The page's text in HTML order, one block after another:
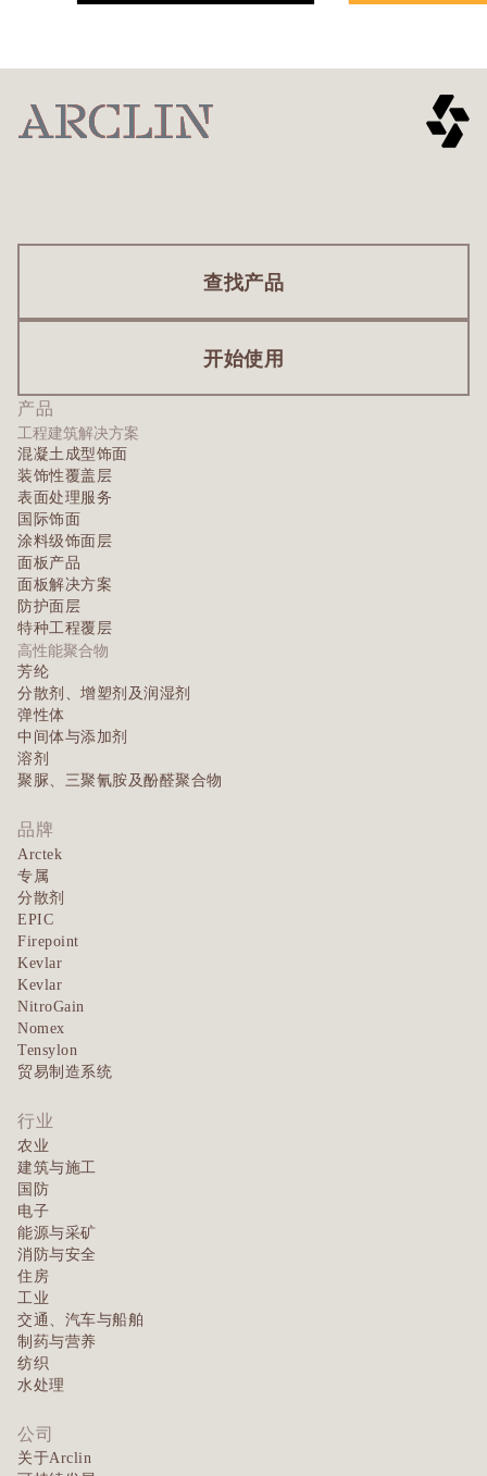
产品
工程建筑解决方案
混凝土成型饰面
装饰性覆盖层
表面处理服务
国际饰面
涂料级饰面层
面板产品
面板解决方案
防护面层
特种工程覆层
高性能聚合物
芳纶
分散剂、增塑剂及润湿剂
弹性体
中间体与添加剂
溶剂
聚脲、三聚氰胺及酚醛聚合物
品牌
Arctek
专属
分散剂
EPIC
Firepoint
Kevlar
Kevlar
NitroGain
Nomex
Tensylon
贸易制造系统
行业
农业
建筑与施工
国防
电子
能源与采矿
消防与安全
住房
工业
交通、汽车与船舶
制药与营养
纺织
水处理
公司
关于Arclin
查找产品
开始使用